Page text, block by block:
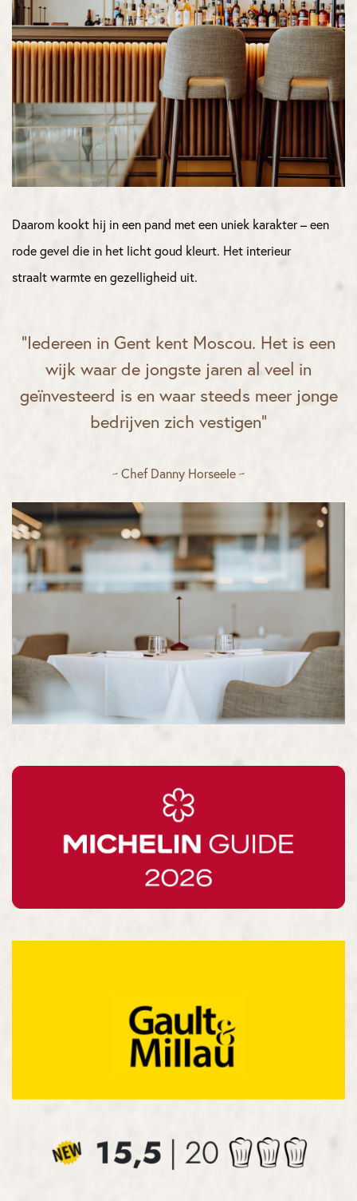
“Iedereen in Gent kent Moscou. Het is een
wijk waar de jongste jaren al veel in
geïnvesteerd is en waar steeds meer jonge
bedrijven zich vestigen”
~ Chef Danny Horseele ~
Daarom kookt hij in een pand met een uniek karakter – een
rode gevel die in het licht goud kleurt. Het interieur
straalt warmte en gezelligheid uit.